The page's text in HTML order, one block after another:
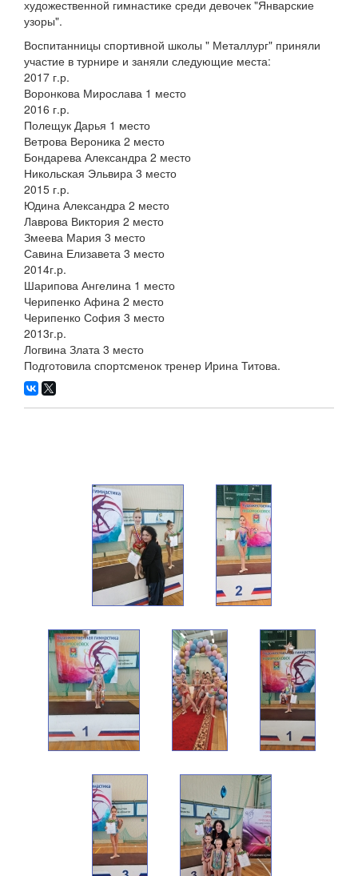
художественной гимнастике среди девочек "Январские
узоры".
Воспитанницы спортивной школы " Металлург" приняли
участие в турнире и заняли следующие места:
2017 г.р.
Воронкова Мирослава 1 место
2016 г.р.
Полещук Дарья 1 место
Ветрова Вероника 2 место
Бондарева Александра 2 место
Никольская Эльвира 3 место
2015 г.р.
Юдина Александра 2 место
Лаврова Виктория 2 место
Змеева Мария 3 место
Савина Елизавета 3 место
2014г.р.
Шарипова Ангелина 1 место
Черипенко Афина 2 место
Черипенко София 3 место
2013г.р.
Логвина Злата 3 место
Подготовила спортсменок тренер Ирина Титова.